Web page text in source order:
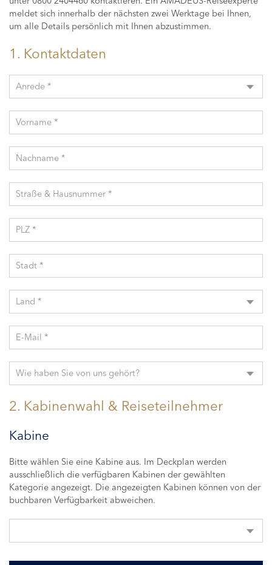
meldet sich innerhalb der nächsten zwei Werktage bei Ihnen,
um alle Details persönlich mit Ihnen abzustimmen.
1. Kontaktdaten
Anrede *
Vorname *
Nachname *
Straße & Hausnummer *
PLZ *
Stadt *
Land *
E-Mail *
Wie haben Sie von uns gehört?
2. Kabinenwahl & Reiseteilnehmer
Kabine
Bitte wählen Sie eine Kabine aus. Im Deckplan werden
ausschließlich die verfügbaren Kabinen der gewählten
Kategorie angezeigt. Die angezeigten Kabinen können von der
buchbaren Verfügbarkeit abweichen.